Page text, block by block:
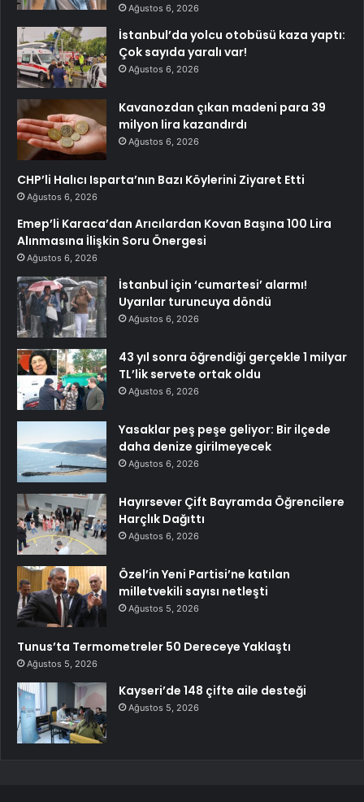
Ağustos 6, 2026
İstanbul’da yolcu otobüsü kaza yaptı:
Çok sayıda yaralı var!
Ağustos 6, 2026
Kavanozdan çıkan madeni para 39
milyon lira kazandırdı
Ağustos 6, 2026
CHP’li Halıcı Isparta’nın Bazı Köylerini Ziyaret Etti
Ağustos 6, 2026
Emep’li Karaca’dan Arıcılardan Kovan Başına 100 Lira
Alınmasına İlişkin Soru Önergesi
Ağustos 6, 2026
İstanbul için ‘cumartesi’ alarmı!
Uyarılar turuncuya döndü
Ağustos 6, 2026
43 yıl sonra öğrendiği gerçekle 1 milyar
TL’lik servete ortak oldu
Ağustos 6, 2026
Yasaklar peş peşe geliyor: Bir ilçede
daha denize girilmeyecek
Ağustos 6, 2026
Hayırsever Çift Bayramda Öğrencilere
Harçlık Dağıttı
Ağustos 6, 2026
Özel’in Yeni Partisi’ne katılan
milletvekili sayısı netleşti
Ağustos 5, 2026
Tunus’ta Termometreler 50 Dereceye Yaklaştı
Ağustos 5, 2026
Kayseri’de 148 çifte aile desteği
Ağustos 5, 2026